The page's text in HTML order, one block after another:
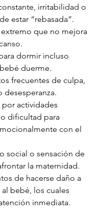
irritabilidad o
estar “rebasada”.
que no mejora
dormir incluso
duerme.
frecuentes de culpa,
desesperanza.
por actividades
dificultad para
con el
social o sensación de
la maternidad.
de hacerse daño a
bebé, los cuales
inmediata.